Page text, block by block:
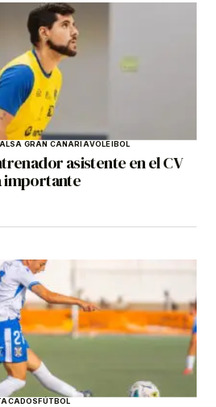
GRAN CANARIAVOLEIBOL
asistente en el CV
importante
FÚTBOL